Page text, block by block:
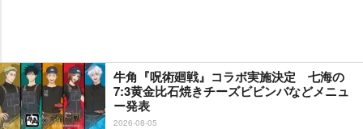
牛角『呪術廻戦』コラボ実施決定 七海の
7:3黄金比石焼きチーズビビンバなどメニュ
ー発表
2026-08-05